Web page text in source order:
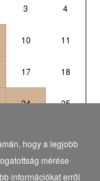
3 4
10 11
17 18
24 25
hogy a legjobb
mérése
információkat erről